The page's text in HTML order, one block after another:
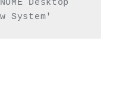
Desktop
System'